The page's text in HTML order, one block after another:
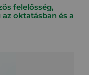
felelősség,
oktatásban és a